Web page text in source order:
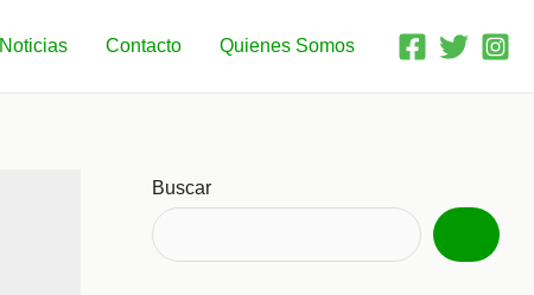
Noticias Contacto Quienes Somos
Buscar